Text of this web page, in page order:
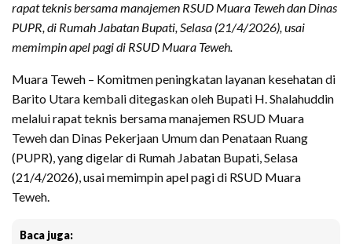
rapat teknis bersama manajemen RSUD Muara Teweh dan Dinas
PUPR, di Rumah Jabatan Bupati, Selasa (21/4/2026), usai
memimpin apel pagi di RSUD Muara Teweh.
Muara Teweh – Komitmen peningkatan layanan kesehatan di
Barito Utara kembali ditegaskan oleh Bupati H. Shalahuddin
melalui rapat teknis bersama manajemen RSUD Muara
Teweh dan Dinas Pekerjaan Umum dan Penataan Ruang
(PUPR), yang digelar di Rumah Jabatan Bupati, Selasa
(21/4/2026), usai memimpin apel pagi di RSUD Muara
Teweh.
Baca juga: